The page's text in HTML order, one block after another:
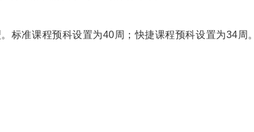
标准课程预科设置为40周；快捷课程预科设置为34周。